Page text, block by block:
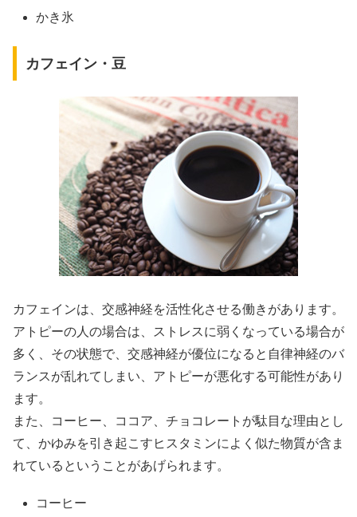
かき氷
カフェイン・豆
カフェインは、交感神経を活性化させる働きがあります。
アトピーの人の場合は、ストレスに弱くなっている場合が
多く、その状態で、交感神経が優位になると自律神経のバ
ランスが乱れてしまい、アトピーが悪化する可能性があり
ます。
また、コーヒー、ココア、チョコレートが駄目な理由とし
て、かゆみを引き起こすヒスタミンによく似た物質が含ま
れているということがあげられます。
コーヒー